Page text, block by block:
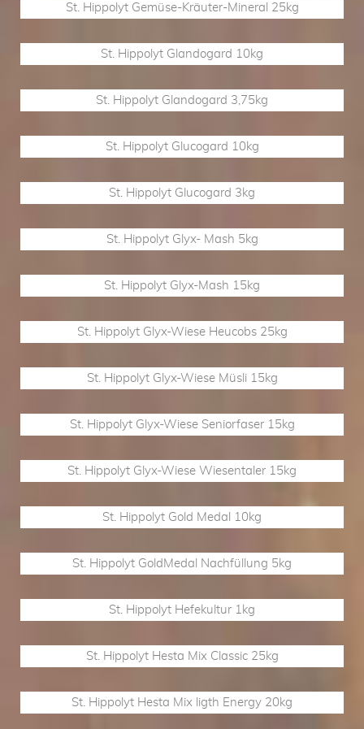
St. Hippolyt Gemüse-Kräuter-Mineral 25kg
St. Hippolyt Glandogard 10kg
St. Hippolyt Glandogard 3,75kg
St. Hippolyt Glucogard 10kg
St. Hippolyt Glucogard 3kg
St. Hippolyt Glyx- Mash 5kg
St. Hippolyt Glyx-Mash 15kg
St. Hippolyt Glyx-Wiese Heucobs 25kg
St. Hippolyt Glyx-Wiese Müsli 15kg
St. Hippolyt Glyx-Wiese Seniorfaser 15kg
St. Hippolyt Glyx-Wiese Wiesentaler 15kg
St. Hippolyt Gold Medal 10kg
St. Hippolyt GoldMedal Nachfüllung 5kg
St. Hippolyt Hefekultur 1kg
St. Hippolyt Hesta Mix Classic 25kg
St. Hippolyt Hesta Mix ligth Energy 20kg